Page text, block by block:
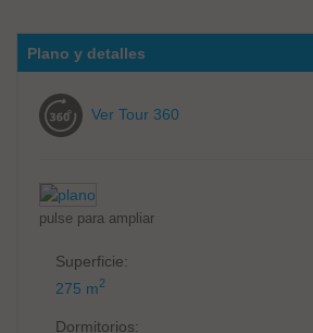
Plano y detalles
Ver Tour 360
pulse para ampliar
Superficie:
275 m2
Dormitorios: